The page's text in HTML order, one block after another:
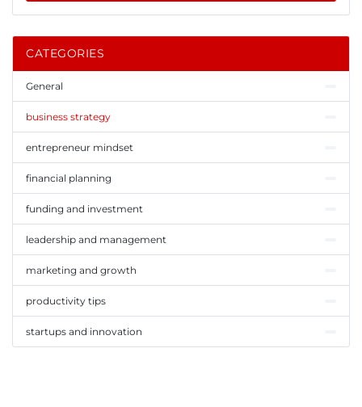
CATEGORIES
General
business strategy
entrepreneur mindset
financial planning
funding and investment
leadership and management
marketing and growth
productivity tips
startups and innovation